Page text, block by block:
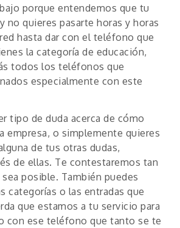
porque entendemos que tu
no quieres pasarte horas y horas
hasta dar con el teléfono que
la categoría de educación,
todos los teléfonos que
especialmente con este
tipo de duda acerca de cómo
empresa, o simplemente quieres
de tus otras dudas,
de ellas. Te contestaremos tan
posible. También puedes
categorías o las entradas que
que estamos a tu servicio para
con ese teléfono que tanto se te